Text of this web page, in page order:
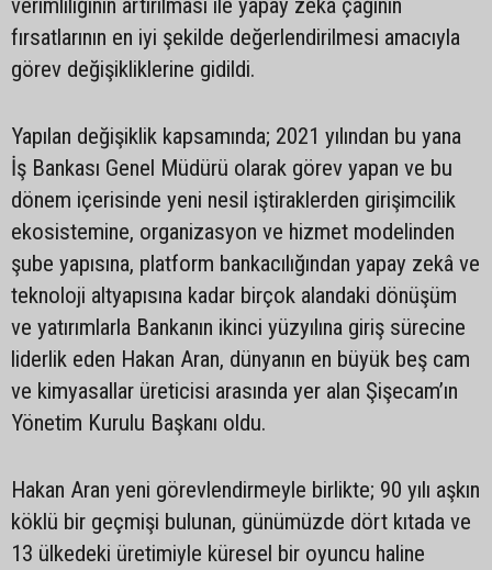
fırsatlarının en iyi şekilde değerlendirilmesi amacıyla
görev değişikliklerine gidildi.
Yapılan değişiklik kapsamında; 2021 yılından bu yana
İş Bankası Genel Müdürü olarak görev yapan ve bu
dönem içerisinde yeni nesil iştiraklerden girişimcilik
ekosistemine, organizasyon ve hizmet modelinden
şube yapısına, platform bankacılığından yapay zekâ ve
teknoloji altyapısına kadar birçok alandaki dönüşüm
ve yatırımlarla Bankanın ikinci yüzyılına giriş sürecine
liderlik eden Hakan Aran, dünyanın en büyük beş cam
ve kimyasallar üreticisi arasında yer alan Şişecam’ın
Yönetim Kurulu Başkanı oldu.
Hakan Aran yeni görevlendirmeyle birlikte; 90 yılı aşkın
köklü bir geçmişi bulunan, günümüzde dört kıtada ve
13 ülkedeki üretimiyle küresel bir oyuncu haline